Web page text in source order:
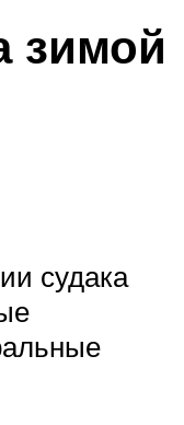
зимой
судака